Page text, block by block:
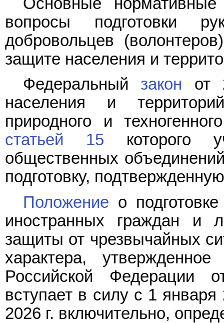
вопросы подготовки
добровольцев
защите населения и
Федеральный закон от
населения и
природного и
статьей 15 которого
общественных
подготовку,
Положение о
иностранных граждан и
защиты от чрезвычайных
характера,
Российской Федерации
вступает в силу с 1
2026 г. включительно,